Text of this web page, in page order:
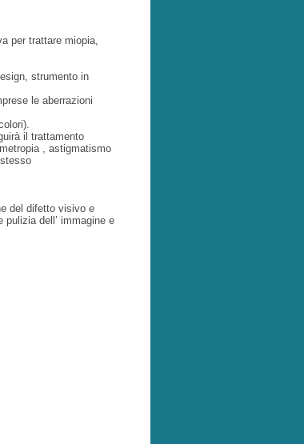
per trattare miopia,
strumento in
le aberrazioni
il trattamento
, astigmatismo
del difetto visivo e
pulizia dell’ immagine e